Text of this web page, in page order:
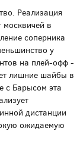
Реализация
в
соперника
у
на плей-офф -
лишние шайбы в
с Барысом эта
дистанции
ожидаемую